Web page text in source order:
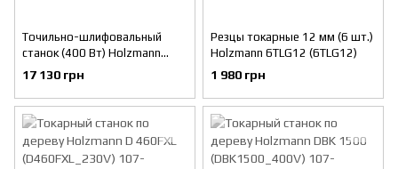
Точильно-шлифовальный
станок (400 Вт) Holzmann
DSM 250 (DSM250_400V)
17 130 грн
Резцы токарные 12 мм (6 шт.)
Holzmann 6TLG12 (6TLG12)
1 980 грн